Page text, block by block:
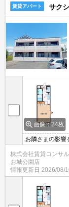
賃貸アパート サク
画像：24枚
お隣さまの影響
のエアコン♪エ
◎
株式会社賃貸コンサ
お城公園店
情報更新日 2026/08/